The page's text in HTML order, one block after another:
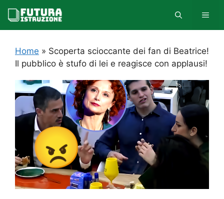
contenuto
Home » Scoperta scioccante dei fan di Beatrice!
Il pubblico è stufo di lei e reagisce con applausi!